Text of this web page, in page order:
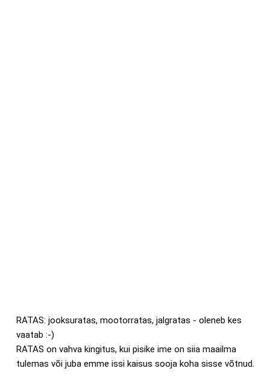
RATAS: jooksuratas, mootorratas, jalgratas - oleneb kes
vaatab :-)
RATAS on vahva kingitus, kui pisike ime on siia maailma
tulemas või juba emme issi kaisus sooja koha sisse võtnud.